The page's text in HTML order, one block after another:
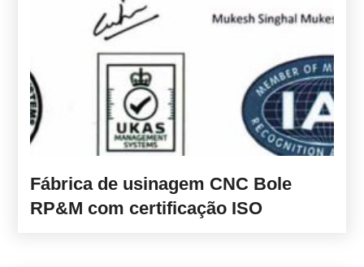
Fábrica de usinagem CNC Bole
RP&M com certificação ISO